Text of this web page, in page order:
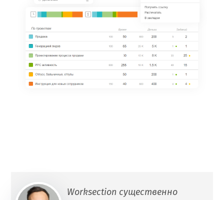
Worksection существенно